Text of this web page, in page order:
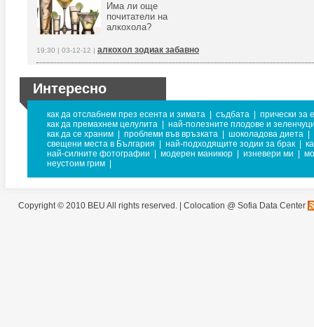
Има ли още
почитатели на
алкохола?
19:30 | 03-12-12 | алкохол зодиак забавно
Интересно
как да отслабнем през есента и зимата съдбата
прически за
как да премахнем целулита
най-полезните плодове и
как да се храним
проблеми във връзката шоколадова диета
свещени места в България
най-подходящите зодии за брак
най-силните фотографии
модерен маникюр изневери ми
неустоим грим
Copyright © 2010 BEU All rights reserved. | Colocation @ Sofia Data Center